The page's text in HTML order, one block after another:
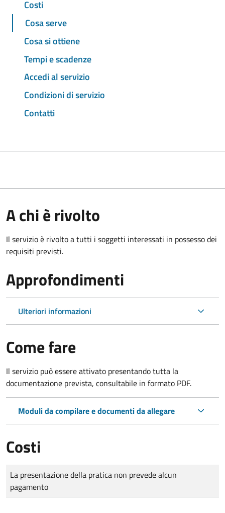
Costi
Cosa serve
Cosa si ottiene
Tempi e scadenze
Accedi al servizio
Condizioni di servizio
Contatti
A chi è rivolto
Il servizio è rivolto a tutti i soggetti interessati in possesso dei
requisiti previsti.
Approfondimenti
Ulteriori informazioni
Come fare
Il servizio può essere attivato presentando tutta la
documentazione prevista, consultabile in formato PDF.
Moduli da compilare e documenti da allegare
Costi
Tipo di pagamento
Importo
La presentazione della pratica non prevede alcun
pagamento